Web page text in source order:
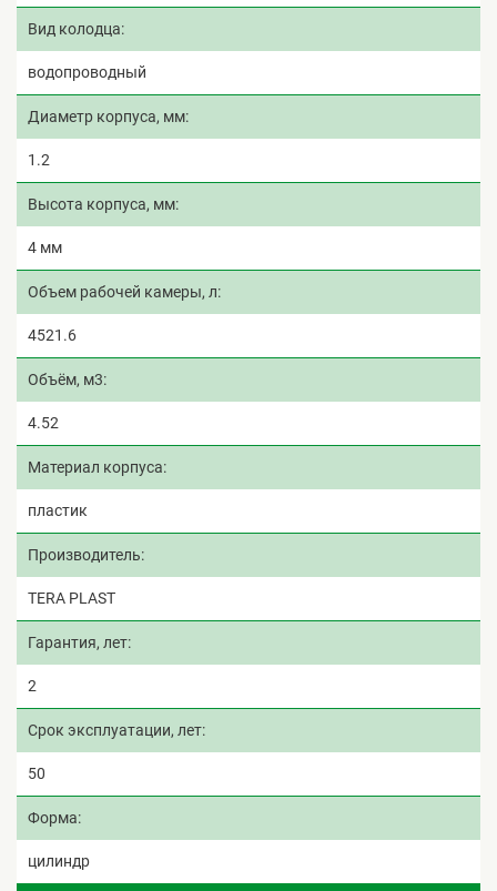
Вид колодца
водопроводный
Диаметр корпуса, мм
1.2
Высота корпуса, мм
4 мм
Объем рабочей камеры, л
4521.6
Объём, м3
4.52
Материал корпуса
пластик
Производитель
TERA PLAST
Гарантия, лет
2
Срок эксплуатации, лет
50
Форма
цилиндр